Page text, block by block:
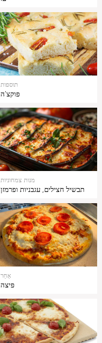
תוספות
פוקצ'ה
מנות צמחוניות
תבשיל חצילים, עגבניות ופרמזן
אַחֵר
פיצה